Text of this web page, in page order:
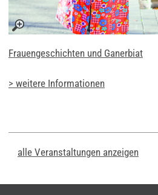
Frauengeschichten und Ganerbiat
> weitere Informationen
alle Veranstaltungen anzeigen